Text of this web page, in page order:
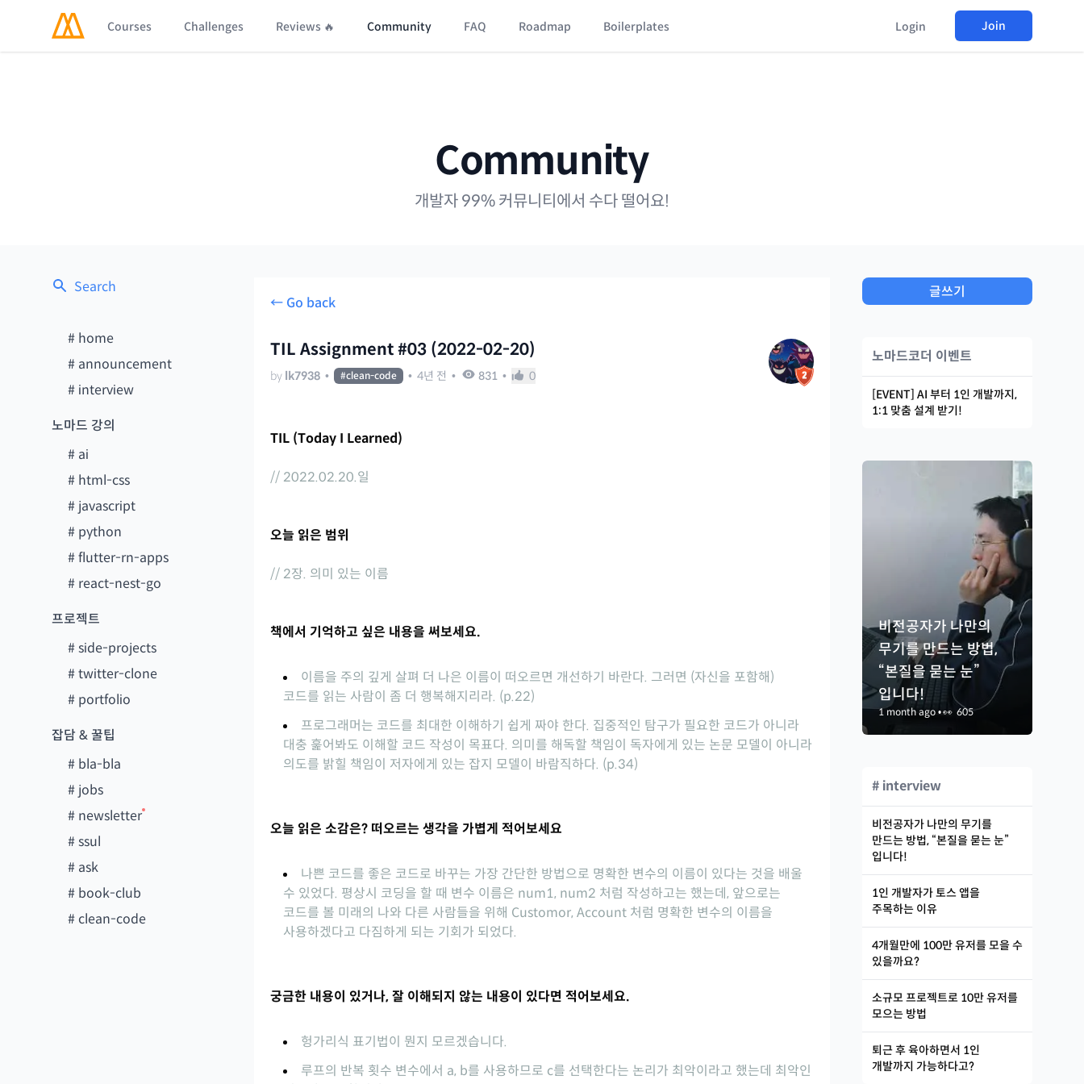
Courses Challenges Reviews 🔥 Community FAQ Roadmap Boilerplates Login Join
Community
개발자 99% 커뮤니티에서 수다 떨어요!
Search
# home
# announcement
# interview
노마드 강의
# ai
# html-css
# javascript
# python
#flutter-rn-apps
# react-nest-go
프로젝트
#side-projects
#twitter-clone
# portfolio
잡담 & 꿀팁
# bla-bla
# jobs
# newsletter
#ssul
# ask
# book-club
#clean-code
← Go back
TIL Assignment #03 (2022-02-20)
by lk7938 • #clean-code • 4년 전 • 831 • 0
TIL (Today I Learned)
// 2022.02.20.일
오늘 읽은 범위
// 2장. 의미 있는 이름
책에서 기억하고 싶은 내용을 써보세요.
이름을 주의 깊게 살펴 더 나은 이름이 떠오르면 개선하기 바란다. 그러면 (자신을 포함해)
코드를 읽는 사람이 좀 더 행복해지리라. (p.22)
프로그래머는 코드를 최대한 이해하기 쉽게 짜야 한다. 집중적인 탐구가 필요한 코드가 아니라
대충 훑어봐도 이해할 코드 작성이 목표다. 의미를 해독할 책임이 독자에게 있는 논문 모델이 아니라
의도를 밝힐 책임이 저자에게 있는 잡지 모델이 바람직하다. (p.34)
오늘 읽은 소감은? 떠오르는 생각을 가볍게 적어보세요
나쁜 코드를 좋은 코드로 바꾸는 가장 간단한 방법으로 명확한 변수의 이름이 있다는 것을 배울
수 있었다. 평상시 코딩을 할 때 변수 이름은 num1, num2 처럼 작성하고는 했는데, 앞으로는
코드를 볼 미래의 나와 다른 사람들을 위해 Customor, Account 처럼 명확한 변수의 이름을
사용하겠다고 다짐하게 되는 기회가 되었다.
궁금한 내용이 있거나, 잘 이해되지 않는 내용이 있다면 적어보세요.
헝가리식 표기법이 뭔지 모르겠습니다.
루프의 반복 횟수 변수에서 a, b를 사용하므로 c를 선택한다는 논리가 최악이라고 했는데 최악인
글쓰기
노마드코더 이벤트
[EVENT] AI 부터 1인 개발까지,
1:1 맞춤 설계 받기!
비전공자가 나만의
무기를 만드는 방법,
“본질을 묻는 눈”
입니다!
1 month ago•👀 605
# interview
비전공자가 나만의 무기를
만드는 방법, “본질을 묻는 눈”
입니다!
1인 개발자가 토스 앱을
주목하는 이유
4개월만에 100만 유저를 모을 수
있을까요?
소규모 프로젝트로 10만 유저를
모으는 방법
퇴근 후 육아하면서 1인
개발까지 가능하다고?